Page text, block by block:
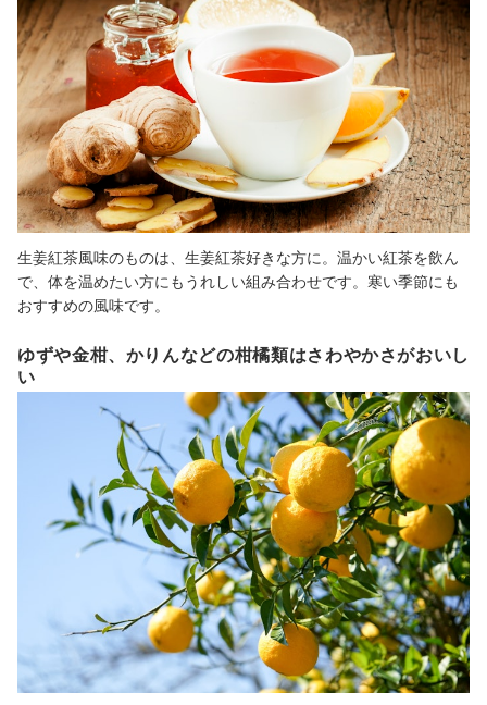
生姜紅茶風味のものは、生姜紅茶好きな方に。温かい紅茶を飲ん
で、体を温めたい方にもうれしい組み合わせです。寒い季節にも
おすすめの風味です。
ゆずや金柑、かりんなどの柑橘類はさわやかさがおいし
い